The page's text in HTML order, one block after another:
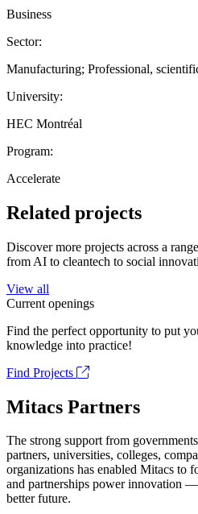
Business
Sector:
Manufacturing; Professional,
University:
HEC Montréal
Program:
Accelerate
Related projects
Discover more projects across a
from AI to cleantech to social
View all
Current openings
Find the perfect opportunity to put
knowledge into practice!
Find Projects
Mitacs Partners
The strong support from
partners, universities, colleges,
organizations has enabled Mitacs to
and partnerships power innovation
better future.